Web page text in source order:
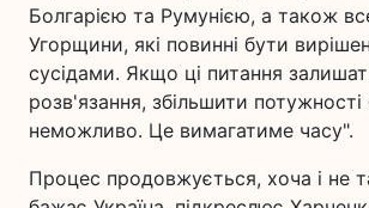
Болгарією та Румунією, а також
Угорщини, які повинні бути
сусідами. Якщо ці питання
розв'язання, збільшити потужності
неможливо. Це вимагатиме часу".
Процес продовжується, хоча і не